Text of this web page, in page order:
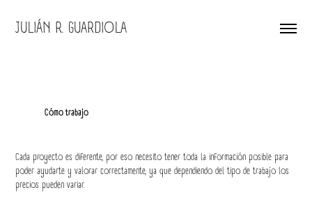
JULIÁN R. GUARDIOLA
Cómo trabajo
Cada proyecto es diferente, por eso necesito tener toda la información posible para
poder ayudarte y valorar correctamente, ya que dependiendo del tipo de trabajo los
precios pueden variar.